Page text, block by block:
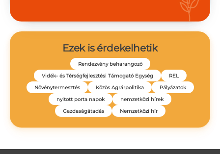
Ezek is érdekelhetik
Rendezvény beharangozó
Vidék- és Térségfejlesztési Támogató Egység
REL
Növénytermesztés
Közös Agrárpolitika
Pályázatok
nyitott porta napok
nemzetközi hírek
Gazdaságátadás
Nemzetközi hír